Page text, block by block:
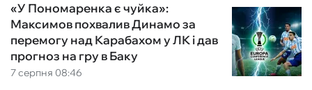
7 серпня 08:46
«У Пономаренка є чуйка»:
Максимов похвалив Динамо за
перемогу над Карабахом у ЛК і дав
прогноз на гру в Баку